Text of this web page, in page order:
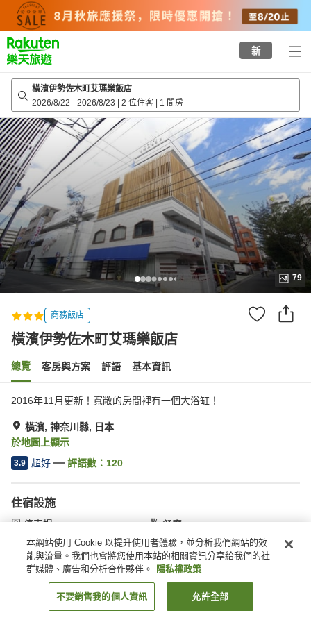
top
page
新
橫濱伊勢佐木町艾瑪樂飯店
2026/8/22 - 2026/8/23 | 2 位住客 | 1 間房
79
商務飯店
橫濱伊勢佐木町艾瑪樂飯店
總覽 客房與方案 評語 基本資訊
2016年11月更新！寬敞的房間裡有一個大浴缸！
橫濱, 神奈川縣, 日本
於地圖上顯示
3.9 超好 評語數： 120
住宿設施
停車場
餐廳
自動販賣機
付費洗衣房
首頁 日本 神奈川縣 橫濱 橫濱伊勢佐木町艾瑪樂飯店
找客房
本網站使用 Cookie 以提升使用者體驗，並分析我們網站的效
能與流量。我們也會將您使用本站的相關資訊分享給我們的社
群媒體、廣告和分析合作夥伴。
隱私權政策
不要銷售我的個人資訊 允許全部